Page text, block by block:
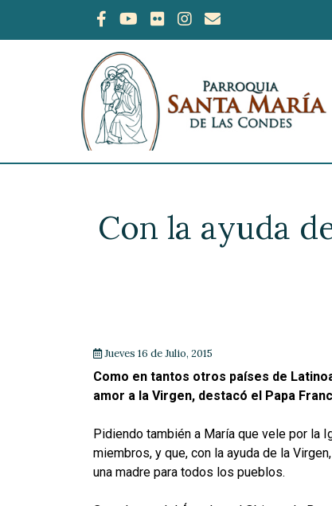
Con la ayuda
Jueves 16 de Julio, 2015
Como en tantos otros países de
amor a la Virgen, destacó el Papa
Pidiendo también a María que vele por la
miembros, y que, con la ayuda de la
una madre para todos los pueblos.